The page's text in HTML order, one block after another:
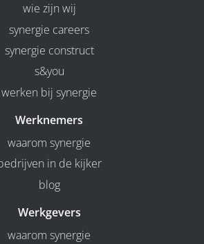
wie zijn wij
synergie careers
synergie construct
s&you
werken bij synergie
Werknemers
waarom synergie
in de kijker
blog
Werkgevers
waarom synergie